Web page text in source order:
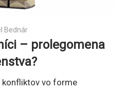
Bednár
– prolegomena
konfliktov vo forme